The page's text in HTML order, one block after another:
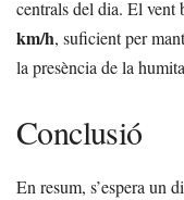
centrals del dia. El vent
km/h, suficient per
la presència de la
Conclusió
En resum, s’espera un